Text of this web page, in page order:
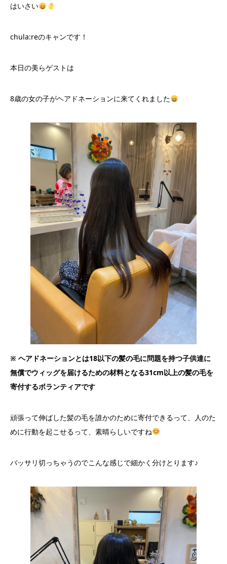
はいさい
chula:reのキャンです！
本日の美らゲストは
8歳の女の子がヘアドネーションに来てくれました
※ ヘアドネーションとは18以下の髪の毛に問題を持つ子供達に
無償でウィッグを届けるための材料となる31cm以上の髪の毛を
寄付するボランティアです
頑張って伸ばした髪の毛を誰かのために寄付できるって、人のた
めに行動を起こせるって、素晴らしいですね
バッサリ切っちゃうのでこんな感じで細かく分けとります♪